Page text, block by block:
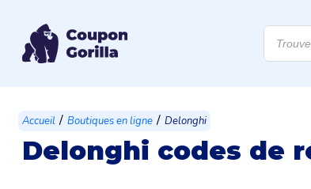
de
produits
Accueil / Boutiques en ligne / Delonghi
Delonghi codes de